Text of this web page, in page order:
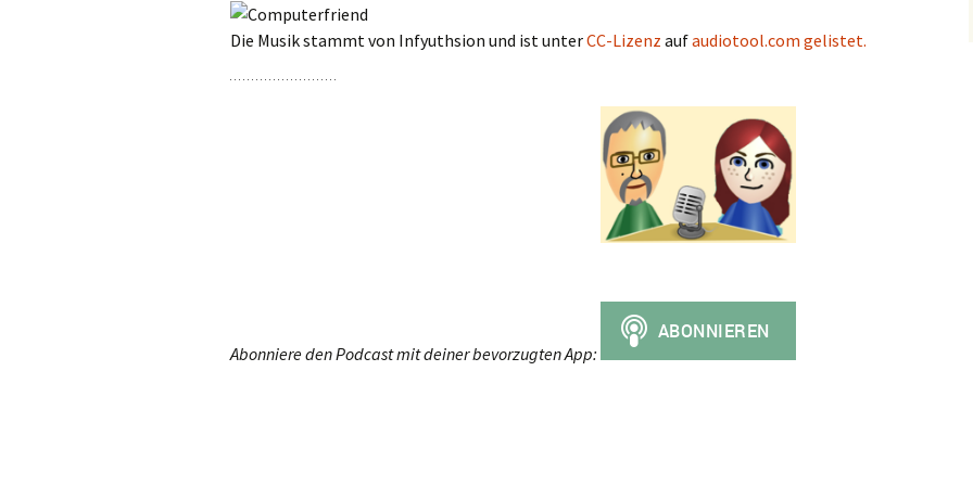
Die Musik stammt von Infyuthsion und ist unterCC-Lizenz aufaudiotool.com gelistet.
Abonniere den Podcast mit deiner bevorzugten App: